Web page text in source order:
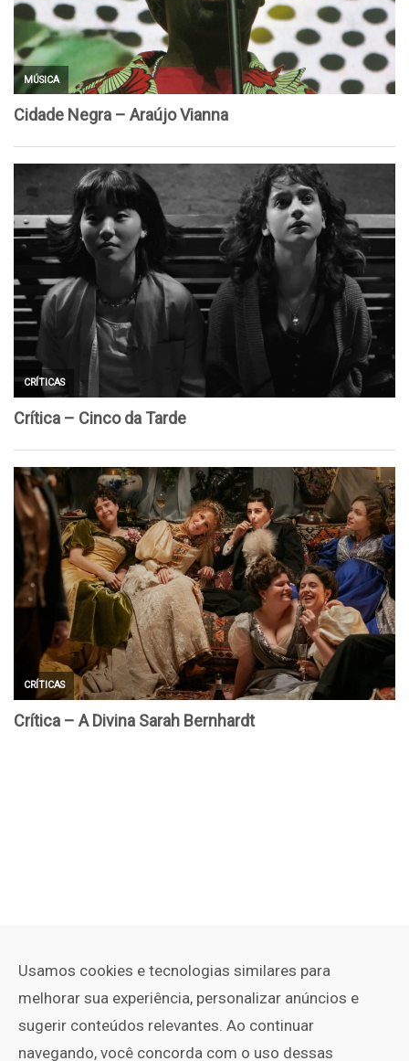
Usamos cookies e tecnologias similares para
melhorar sua experiência, personalizar anúncios e
sugerir conteúdos relevantes. Ao continuar
navegando, você concorda com o uso dessas